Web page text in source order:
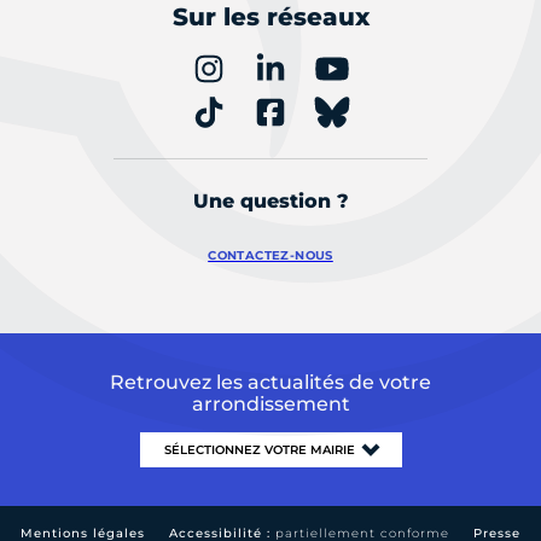
Sur les réseaux
Une question ?
CONTACTEZ-NOUS
Retrouvez les actualités de votre
arrondissement
Mentions légales Accessibilité : partiellement conforme Presse